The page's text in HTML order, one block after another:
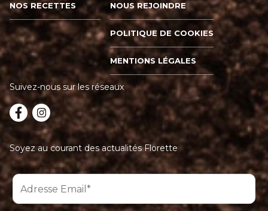
NOS RECETTES NOUS REJOINDRE
POLITIQUE DE COOKIES
MENTIONS LÉGALES
Suivez-nous sur les réseaux
Soyez au courant des actualités Florette